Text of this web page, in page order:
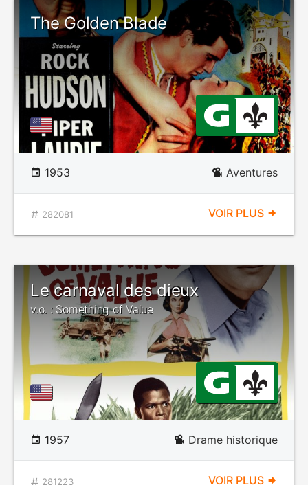
The Golden Blade
1953 Aventures
282081 VOIR PLUS
Le carnaval des dieux
v.o. : Something of Value
1957 Drame historique
281223 VOIR PLUS